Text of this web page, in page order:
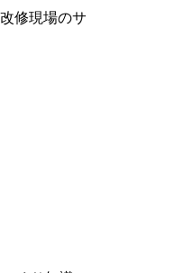
修現場のサ